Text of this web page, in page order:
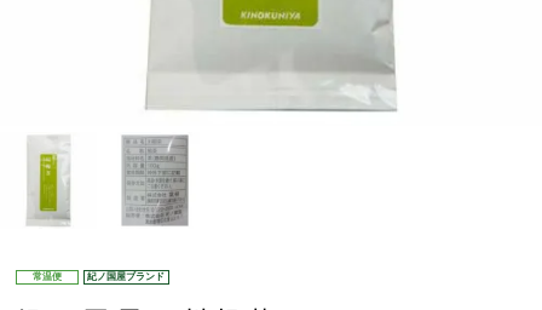
常温便 紀ノ国屋ブランド